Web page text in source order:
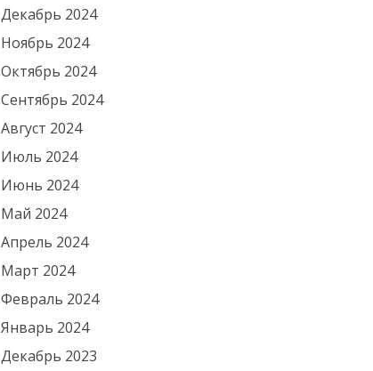
Декабрь 2024
Ноябрь 2024
Октябрь 2024
Сентябрь 2024
Август 2024
Июль 2024
Июнь 2024
Май 2024
Апрель 2024
Март 2024
Февраль 2024
Январь 2024
Декабрь 2023